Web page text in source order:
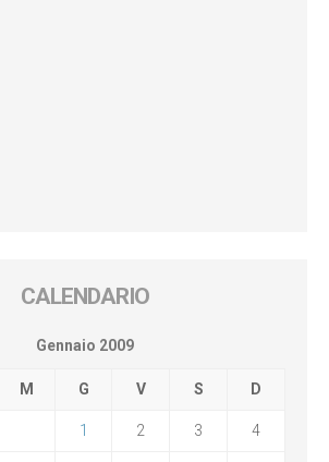
CALENDARIO
Gennaio 2009
M G V S D
1 2 3 4